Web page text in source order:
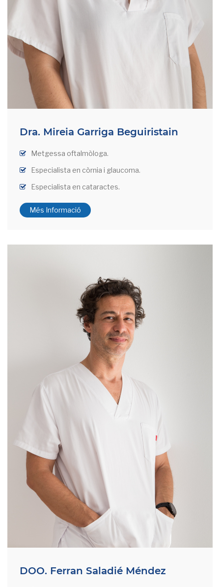
Dra. Mireia Garriga Beguiristain
Metgessa oftalmòloga.
Especialista en còrnia i glaucoma.
Especialista en cataractes.
Més Informació
DOO. Ferran Saladié Méndez